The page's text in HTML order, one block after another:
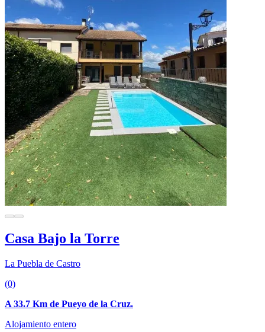
Casa Bajo la Torre
La Puebla de Castro
(0)
A 33.7 Km de Pueyo de la Cruz.
Alojamiento entero